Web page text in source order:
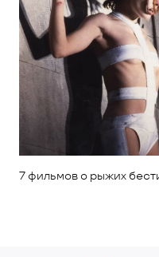
7 фильмов о рыжих